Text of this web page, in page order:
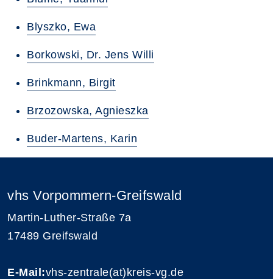
Blyszko, Ewa
Borkowski, Dr. Jens Willi
Brinkmann, Birgit
Brzozowska, Agnieszka
Buder-Martens, Karin
vhs Vorpommern-Greifswald
Martin-Luther-Straße 7a
17489 Greifswald
E-Mail:vhs-zentrale(at)kreis-vg.de